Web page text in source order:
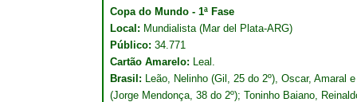
Copa do Mundo - 1ª Fase
Local: Mundialista (Mar del Plata-ARG)
Público: 34.771
Cartão Amarelo: Leal.
Brasil: Leão, Nelinho (Gil, 25 do 2º), Oscar, Amaral
(Jorge Mendonça, 38 do 2º); Toninho Baiano,